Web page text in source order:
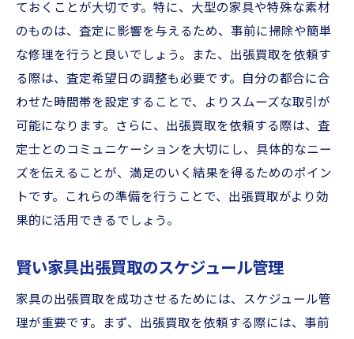
簡単に家具を手放すための準備
出張買取で時間を節約するコツ
富山県の便利な家具出張買取の流れ
出張買取の流れを知って安心売却
富山県での出張買取の手順を学ぶ
出張買取で家具をスムーズに処分
富山の出張買取の全体像を理解
家具出張買取の簡単な流れとは
出張買取で時間を有効活用
ておくことが大切です。特に、大型の家具や特殊な素材
のものは、査定に影響を与えるため、事前に掃除や簡単
な修理を行うと良いでしょう。また、出張買取を依頼す
る際は、査定希望日の調整も必要です。自分の都合に合
わせた時間帯を設定することで、よりスムーズな取引が
可能になります。さらに、出張買取を依頼する際は、査
定士とのコミュニケーションを大切にし、具体的なニー
ズを伝えることが、満足のいく結果を得るためのポイン
トです。これらの準備を行うことで、出張買取がより効
果的に活用できるでしょう。
賢い家具出張買取のスケジュール管理
家具の出張買取を成功させるためには、スケジュール管
理が重要です。まず、出張買取を依頼する際には、事前